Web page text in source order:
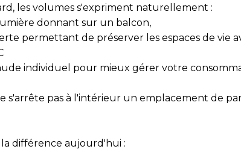
les volumes s'expriment naturellement :
donnant sur un balcon,
permettant de préserver les espaces de vie
individuel pour mieux gérer votre
s'arrête pas à l'intérieur un emplacement de
différence aujourd'hui :